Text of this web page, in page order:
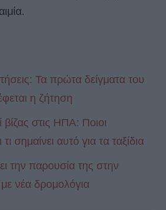
Τα πρώτα δείγματα του
η ζήτηση
βίζας στις ΗΠΑ: Ποιοι
σημαίνει αυτό για τα ταξίδια
την παρουσία της στην
νέα δρομολόγια